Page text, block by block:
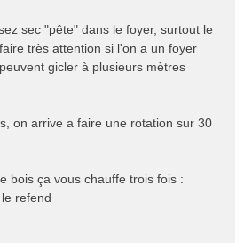
sec "pête" dans le foyer, surtout le
très attention si l'on a un foyer
gicler à plusieurs mètres
on arrive a faire une rotation sur 30
bois ça vous chauffe trois fois :
refend